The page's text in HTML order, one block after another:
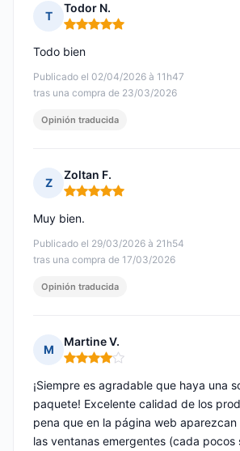
T
Todor N.
Nota: 5 de 5
Publicado el 02/04/2026 à 11h47
tras una compra de 23/03/2026
Todo bien
Opinión traducida
Z
Zoltan F.
Nota: 5 de 5
Publicado el 29/03/2026 à 21h54
tras una compra de 17/03/2026
Muy bien.
Opinión traducida
M
Martine V.
Nota: 4 de 5
¡Siempre es agradable que haya una
paquete! Excelente calidad de los
pena que en la página web
las ventanas emergentes (cada pocos